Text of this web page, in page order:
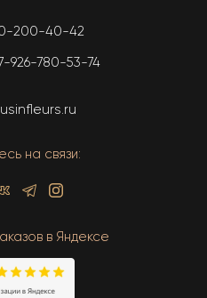
200-40-42
926-780-53-74
на связи:
в Яндексе